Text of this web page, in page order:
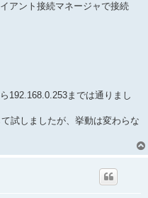
アント接続マネージャで接続
192.168.0.253までは通りまし
試しましたが、挙動は変わらな